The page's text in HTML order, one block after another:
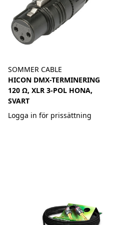
SOMMER CABLE
HICON DMX-TERMINERING
120 Ω, XLR 3-POL HONA,
SVART
Logga in för prissättning